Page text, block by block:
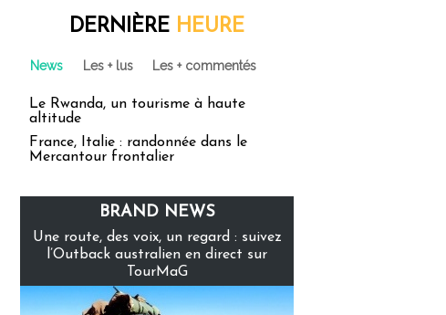
DERNIÈRE HEURE
News Les + lus Les + commentés
Le Rwanda, un tourisme à haute
altitude
France, Italie : randonnée dans le
Mercantour frontalier
BRAND NEWS
Une route, des voix, un regard : suivez
l’Outback australien en direct sur
TourMaG